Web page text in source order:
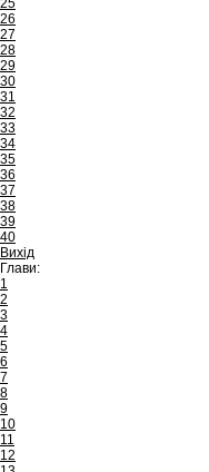
25
26
27
28
29
30
31
32
33
34
35
36
37
38
39
40
Вихід
Глави:
1
2
3
4
5
6
7
8
9
10
11
12